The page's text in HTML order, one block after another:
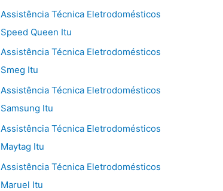
Assistência Técnica Eletrodomésticos
Speed Queen Itu
Assistência Técnica Eletrodomésticos
Smeg Itu
Assistência Técnica Eletrodomésticos
Samsung Itu
Assistência Técnica Eletrodomésticos
Maytag Itu
Assistência Técnica Eletrodomésticos
Maruel Itu